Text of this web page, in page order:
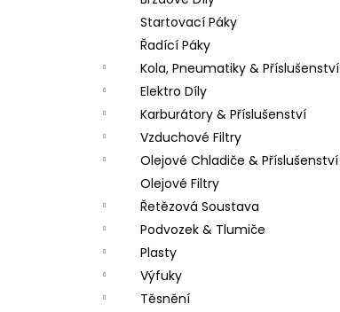
Startovací Páky
Řadící Páky
Kola, Pneumatiky & Příslušenství
Elektro Díly
Karburátory & Příslušenství
Vzduchové Filtry
Olejové Chladiče & Příslušenství
Olejové Filtry
Řetězová Soustava
Podvozek & Tlumiče
Plasty
Výfuky
Těsnění
LOŽISKO KOLA 6202 2RS STOMP,
DEMONX ,WPB